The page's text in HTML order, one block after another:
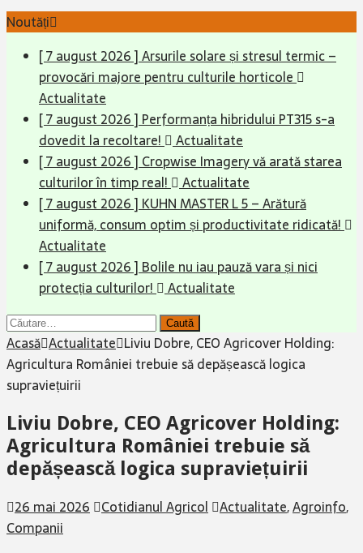
Noutăți
[ 7 august 2026 ]Arsurile solare și stresul termic –
provocări majore pentru culturile horticole
Actualitate
[ 7 august 2026 ] Performanța hibridului PT315 s-a
dovedit la recoltare!
Actualitate
[ 7 august 2026 ] Cropwise Imagery vă arată starea
culturilor în timp real!
Actualitate
[ 7 august 2026 ] KUHN MASTER L 5 – Arătură
uniformă, consum optim și productivitate ridicată!
Actualitate
[ 7 august 2026 ] Bolile nu iau pauză vara și nici
protecția culturilor!
Actualitate
Caută
după:
Acasă Actualitate Liviu Dobre, CEO Agricover Holding:
Agricultura României trebuie să depășească logica
supraviețuirii
Liviu Dobre, CEO Agricover Holding:
Agricultura României trebuie să
depășească logica supraviețuirii
26 mai 2026 Cotidianul Agricol Actualitate,Agroinfo,
Companii